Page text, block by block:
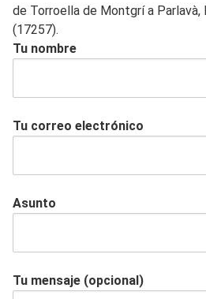
de Torroella de Montgrí a Parlavà,
(17257).
Tu nombre
Tu correo electrónico
Asunto
Tu mensaje (opcional)